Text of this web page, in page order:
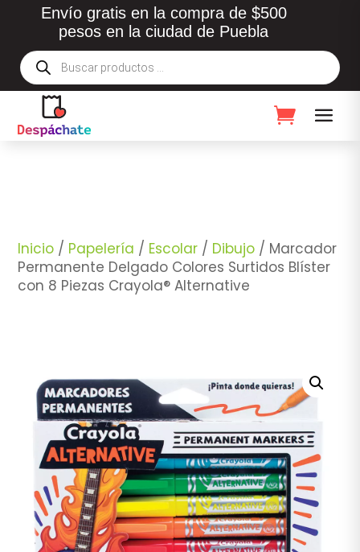
Envío gratis en la compra de $500
pesos en la ciudad de Puebla
Búsqueda
de
productos
Inicio / Papelería / Escolar / Dibujo / Marcador
Permanente Delgado Colores Surtidos Blíster
con 8 Piezas Crayola® Alternative